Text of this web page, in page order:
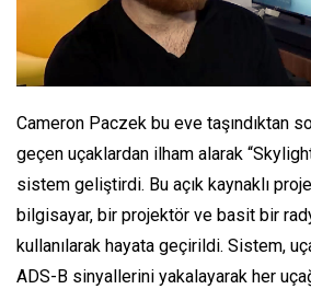
Cameron Paczek bu eve taşındıktan
geçen uçaklardan ilham alarak
sistem geliştirdi. Bu açık kaynaklı
bilgisayar, bir projektör ve basit bir
kullanılarak hayata geçirildi. Sistem,
ADS-B sinyallerini yakalayarak her